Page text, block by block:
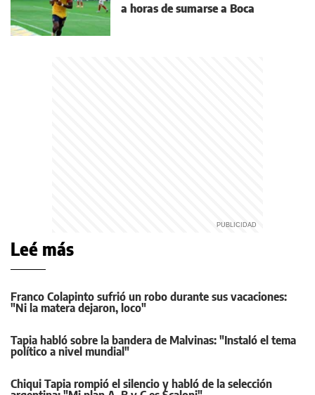
a horas de sumarse a Boca
Leé más
Franco Colapinto sufrió un robo durante sus vacaciones:
"Ni la matera dejaron, loco"
Tapia habló sobre la bandera de Malvinas: "Instaló el tema
político a nivel mundial"
Chiqui Tapia rompió el silencio y habló de la selección